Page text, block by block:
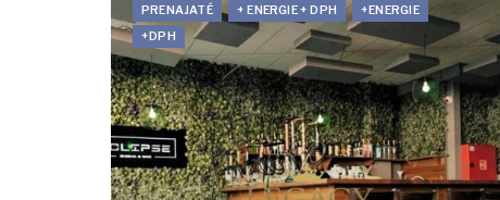
PRENAJATÉ + ENERGIE + DPH
+ENERGIE
+DPH